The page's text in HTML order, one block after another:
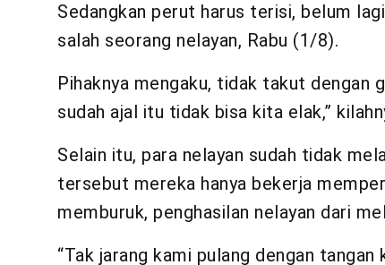
Sedangkan perut harus terisi, belum
salah seorang nelayan, Rabu (1/8).
Pihaknya mengaku, tidak takut dengan
sudah ajal itu tidak bisa kita elak,”
Selain itu, para nelayan sudah tidak
tersebut mereka hanya bekerja
memburuk, penghasilan nelayan dari
“Tak jarang kami pulang dengan